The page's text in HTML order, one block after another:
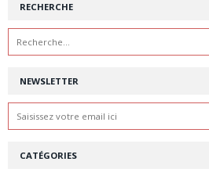
NEWSLETTER
RECHERCHE
CATÉGORIES